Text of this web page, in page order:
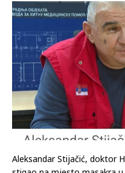
06.05.2023 Komentari